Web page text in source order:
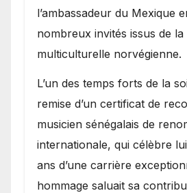
l’ambassadeur du Mexique
nombreux invités issus de
multiculturelle norvégienne.
​L’un des temps forts de la
remise d’un certificat de
musicien sénégalais de
internationale, qui célèbre
ans d’une carrière
hommage saluait sa